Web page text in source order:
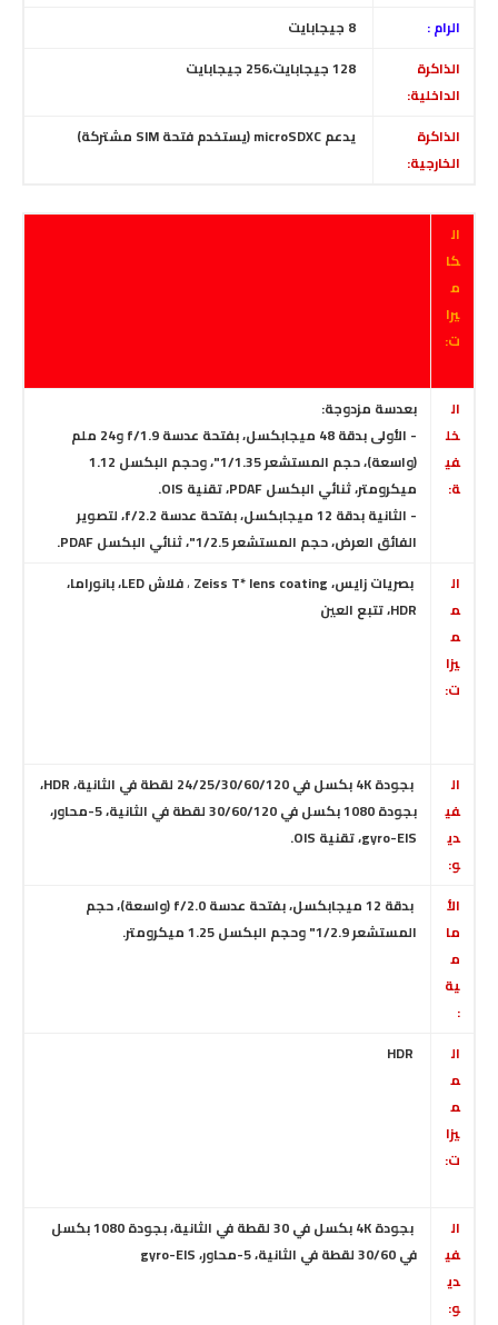
الرام :
الذاكرة
الداخلية:
جيجابايت،256 جيجابايت
الذاكرة
الخارجية:
يدعم microSDXC (يستخدم فتحة SIM مشتركة)
ال
كا
م
يرا
ت:
ال
خل
في
ة:
بعدسة مزدوجة:
- الأولى بدقة 48 ميجابكسل، بفتحة عدسة f/1.9 و24 ملم
(واسعة)، حجم المستشعر 1/1.35"، وحجم البكسل 1.12
ميكرومتر، ثنائي البكسل
- الثانية بدقة 12 ميجابكسل، بفتحة عدسة f/2.2،
لتصوير
الفائق العرض، حجم المستشعر 1/2.5"، ثنائي البكسل PDAF.
ال
م
م
يزا
ت:
بصريات زايس، Zeiss T* lens coating ،
فلاش LED، بانوراما،
HDR، تتبع العين
ال
في
دي
و:
بجودة 4K بكسل في 24/25/30/60/120 لقطة في الثانية، HDR،
بجودة 1080 بكسل في 30/60/120 لقطة في الثانية، 5-محاور،
gyro-EIS، تقنية OIS.
الأ
ما
م
ية
:
بدقة 12 ميجابكسل، بفتحة عدسة f/2.0 (واسعة)
، حجم
المستشعر 1/2.9" وحجم البكسل 1.25 ميكرومتر.
ال
م
م
يزا
ت:
ال
في
دي
و:
بجودة 4K بكسل في 30 لقطة في الثانية، بجودة 1080 بكسل
في 30/60 لقطة في الثانية، 5-محاور، gyro-EIS